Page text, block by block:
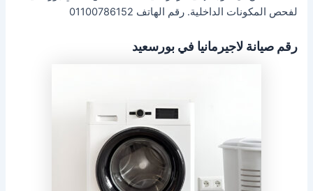
لفحص المكونات الداخلية. رقم الهاتف 01100786152
رقم صيانة لاجيرمانيا في بورسعيد